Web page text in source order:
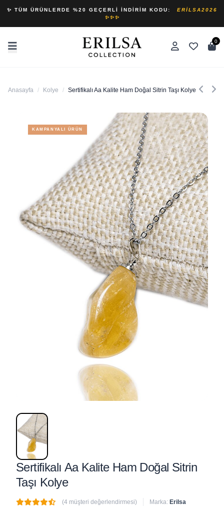
✨ TÜM ÜRÜNLERDE %20 GEÇERLI İNDIRIM KODU:
ERILSA2026
✨✨✨
0
Anasayfa / Kolye / Sertifikalı Aa Kalite Ham Doğal Sitrin Taşı Kolye
KAMPANYALI ÜRÜN
Sertifikalı Aa Kalite Ham Doğal Sitrin
Taşı Kolye
(4 müşteri değerlendirmesi) Marka: Erilsa